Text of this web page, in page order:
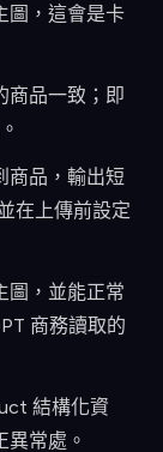
圖，這會是卡
商品一致；即
商品，輸出短
在上傳前設定
圖，並能正常
商務讀取的
結構化資
常處。